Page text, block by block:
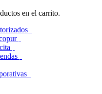
en el carrito.